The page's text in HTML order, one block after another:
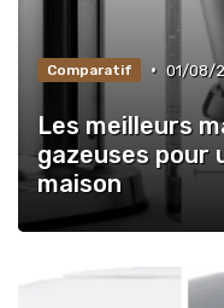
Comparatif • 01/08/
Les meilleurs
gazeuses pour
maison